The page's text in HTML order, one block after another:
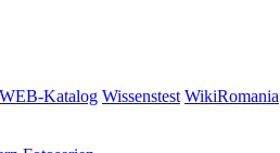
WEB-Katalog Wissenstest WikiRomania